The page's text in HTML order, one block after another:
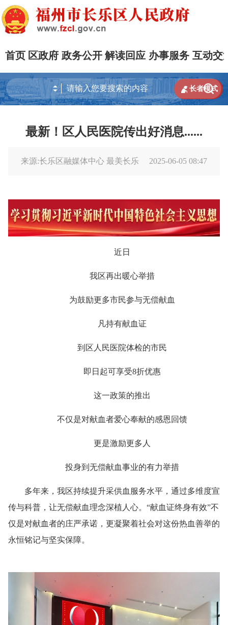
首页 区政府 政务公开 解读回应 办事服务 互动交

 长者模式
最新！区人民医院传出好消息......
来源:长乐区融媒体中心 最美长乐 2025-06-05 08:47
近日
我区再出暖心举措
为鼓励更多市民参与无偿献血
凡持有献血证
到区人民医院体检的市民
即日起可享受8折优惠
这一政策的推出
不仅是对献血者爱心奉献的感恩回馈
更是激励更多人
投身到无偿献血事业的有力举措
多年来，我区持续提升采供血服务水平，通过多维度宣
传与科普，让无偿献血理念深植人心。“献血证终身有效”不
仅是对献血者的庄严承诺，更凝聚着社会对这份热血善举的
永恒铭记与坚实保障。